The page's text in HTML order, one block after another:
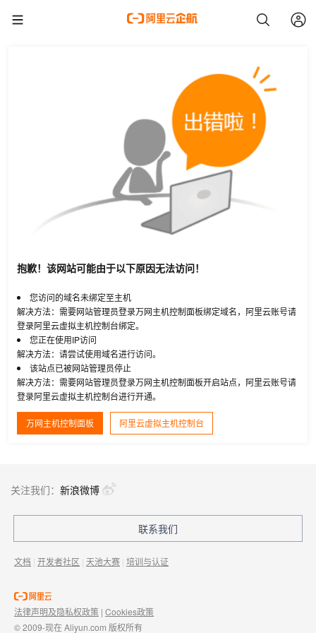
抱歉！该网站可能由于以下原因无法访问！
您访问的域名未绑定至主机
解决方法：需要网站管理员登录万网主机控制面板绑定域名，阿里云账号请
登录阿里云虚拟主机控制台绑定。
您正在使用IP访问
解决方法：请尝试使用域名进行访问。
该站点已被网站管理员停止
解决方法：需要网站管理员登录万网主机控制面板开启站点，阿里云账号请
登录阿里云虚拟主机控制台进行开通。
万网主机控制面板 阿里云虚拟主机控制台